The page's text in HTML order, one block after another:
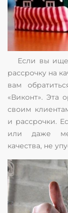
Если вы
рассрочку на
вам
«Виконт». Эта
своим
и рассрочки.
или даже
качества, не